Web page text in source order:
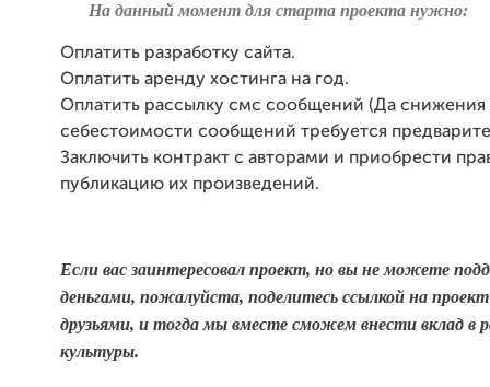
На данный момент для старта проекта нужно:
Оплатить разработку сайта.
Оплатить аренду хостинга на год.
Оплатить рассылку смс сообщений (Да снижения
себестоимости сообщений требуется
Заключить контракт с авторами и приобрести
публикацию их произведений.
Если вас заинтересовал проект, но вы не можете
деньгами, пожалуйста, поделитесь ссылкой на
друзьями, и тогда мы вместе сможем внести вклад в
культуры.